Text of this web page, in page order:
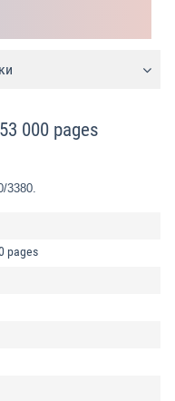
000 pages
3380.
pages